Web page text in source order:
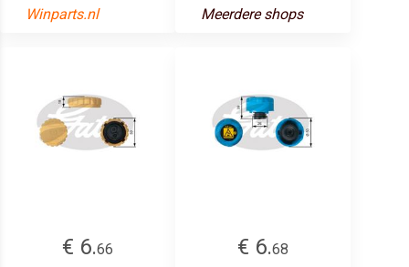
Winparts.nl Meerdere shops
€ 6.66
€ 6.68